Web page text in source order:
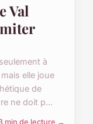
Val
à
elle joue
de
ne doit p...
min de lecture →